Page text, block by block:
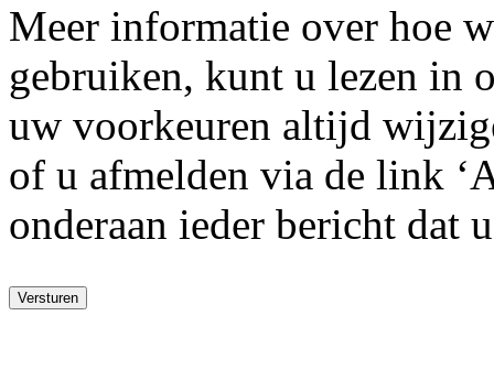
Meer informatie over hoe
gebruiken, kunt u lezen in
uw voorkeuren altijd
of u afmelden via de link
onderaan ieder bericht dat
Versturen